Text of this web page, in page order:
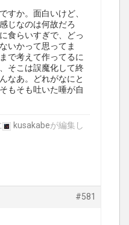
すか。面白いけど、
じなのは何故だろ
食らいすぎで、どっ
いかって思ってま
で考えて作ってるに
そこは誤魔化して終
なあ。どれがなにと
もそも吐いた唾が自
kusakabeが編集し
#581